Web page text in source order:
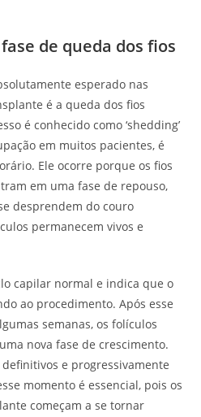
de queda dos fios
esperado nas
é a queda dos fios
é conhecido como ‘shedding’
em muitos pacientes, é
Ele ocorre porque os fios
em uma fase de repouso,
desprendem do couro
permanecem vivos e
capilar normal e indica que o
ao procedimento. Após esse
semanas, os folículos
nova fase de crescimento.
e progressivamente
momento é essencial, pois os
começam a se tornar